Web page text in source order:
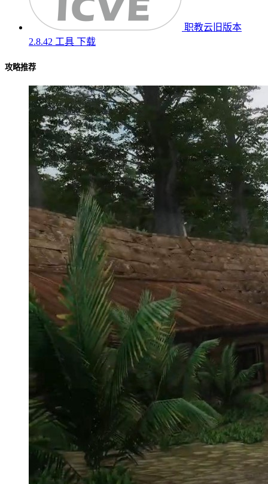
职教云旧版本
2.8.42 工具 下载
攻略推荐